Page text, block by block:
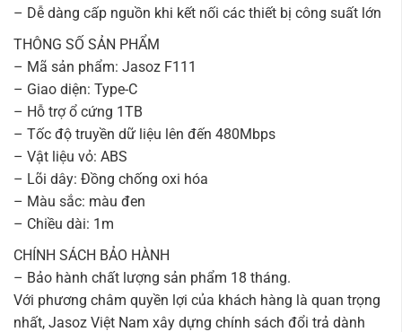
– Dễ dàng cấp nguồn khi kết nối các thiết bị công suất lớn
THÔNG SỐ SẢN PHẨM
– Mã sản phẩm: Jasoz F111
– Giao diện: Type-C
– Hỗ trợ ổ cứng 1TB
– Tốc độ truyền dữ liệu lên đến 480Mbps
– Vật liệu vỏ: ABS
– Lõi dây: Đồng chống oxi hóa
– Màu sắc: màu đen
– Chiều dài: 1m
CHÍNH SÁCH BẢO HÀNH
– Bảo hành chất lượng sản phẩm 18 tháng.
Với phương châm quyền lợi của khách hàng là quan trọng
nhất, Jasoz Việt Nam xây dựng chính sách đổi trả dành